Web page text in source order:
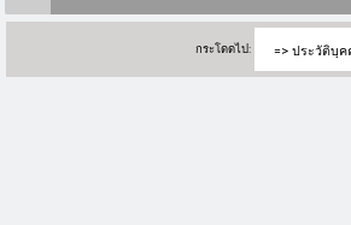
กระโดดไป: